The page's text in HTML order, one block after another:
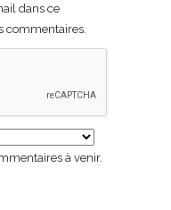
dans ce
commentaires.
à venir.